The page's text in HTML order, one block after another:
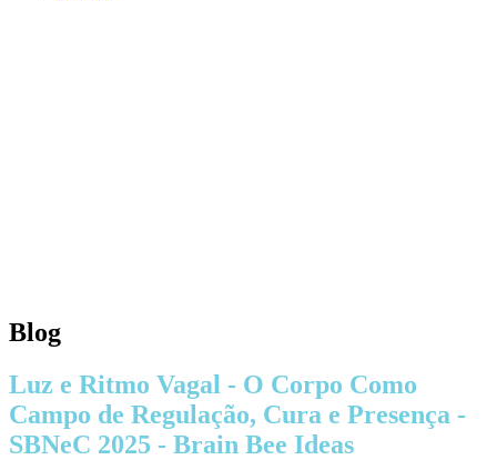
Blog
Luz e Ritmo Vagal - O Corpo Como
Campo de Regulação, Cura e Presença -
SBNeC 2025 - Brain Bee Ideas